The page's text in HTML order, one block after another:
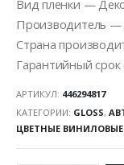
Вид пленки —
Производитель —
Страна
Гарантийный
АРТИКУЛ: 446294817
КАТЕГОРИИ: GLOSS,
ЦВЕТНЫЕ